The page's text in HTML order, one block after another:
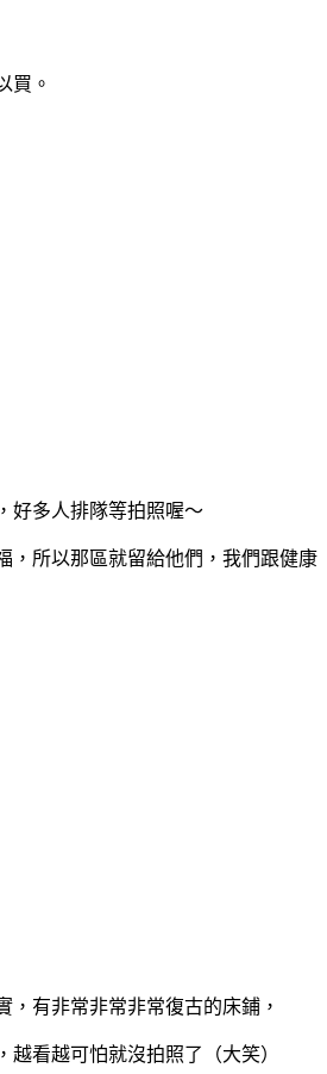
買。
好多人排隊等拍照喔～
，所以那區就留給他們，我們跟健康
，有非常非常非常復古的床鋪，
越看越可怕就沒拍照了（大笑）